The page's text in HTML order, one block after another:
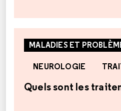
MALADIES ET
NEUROLOGIE
Quels sont les